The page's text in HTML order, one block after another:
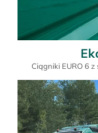
Ciągniki EURO 6 z